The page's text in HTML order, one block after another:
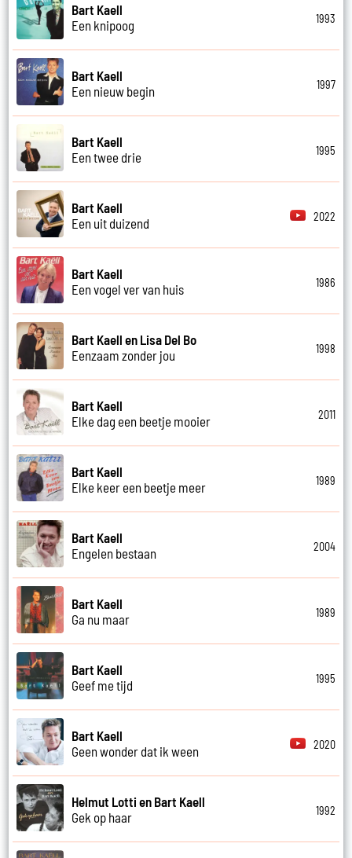
Bart Kaell
Een knipoog
1993
Bart Kaell
Een nieuw begin
1997
Bart Kaell
Een twee drie
1995
Bart Kaell
Een uit duizend
2022
Bart Kaell
Een vogel ver van huis
1986
Bart Kaell en Lisa Del Bo
Eenzaam zonder jou
1998
Bart Kaell
Elke dag een beetje mooier
2011
Bart Kaell
Elke keer een beetje meer
1989
Bart Kaell
Engelen bestaan
2004
Bart Kaell
Ga nu maar
1989
Bart Kaell
Geef me tijd
1995
Bart Kaell
Geen wonder dat ik ween
2020
Helmut Lotti en Bart Kaell
Gek op haar
1992